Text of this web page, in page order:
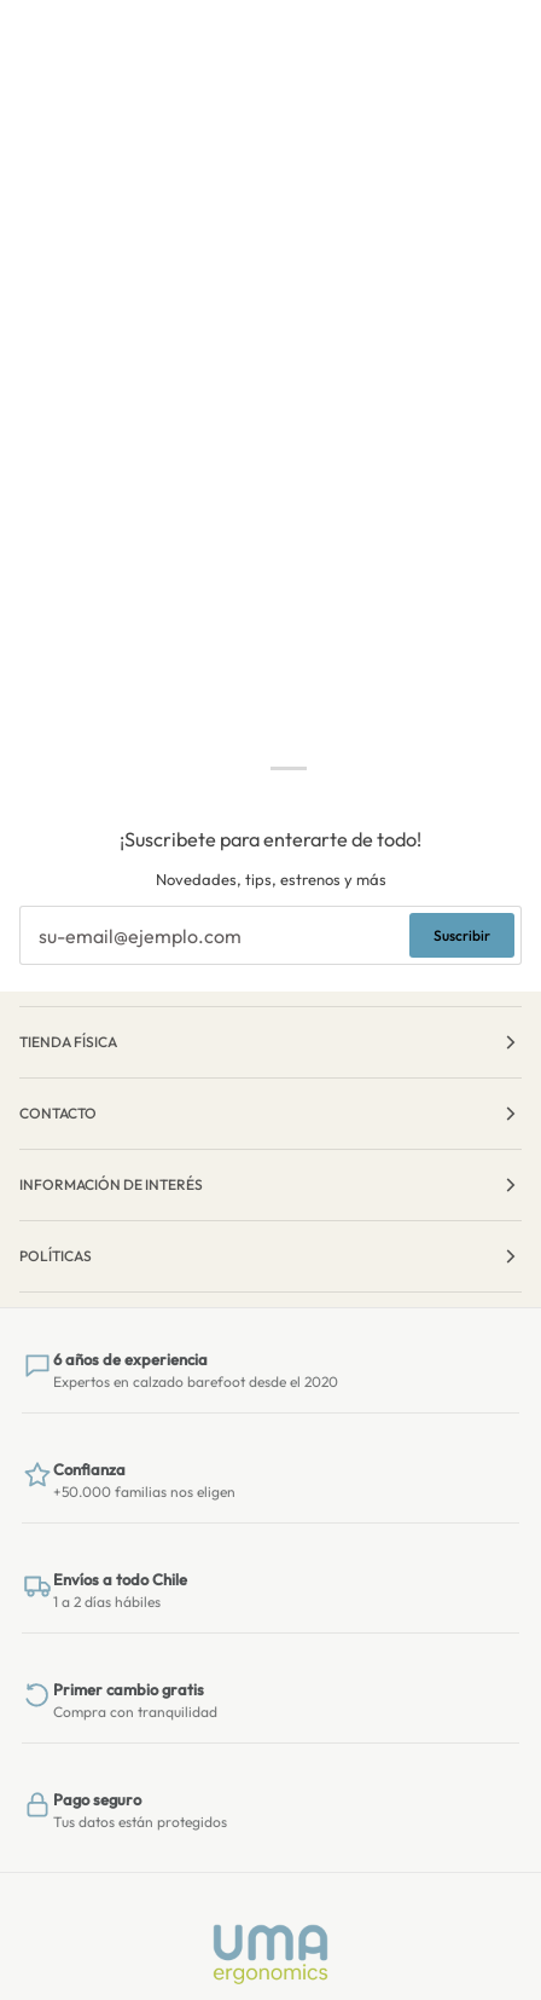
¡Suscribete para enterarte de todo!
Novedades, tips, estrenos y más
Suscribir
TIENDA FÍSICA
CONTACTO
INFORMACIÓN DE INTERÉS
POLÍTICAS
6 años de experiencia
Expertos en calzado barefoot desde el 2020
Confianza
+50.000 familias nos eligen
Envíos a todo Chile
1 a 2 días hábiles
Primer cambio gratis
Compra con tranquilidad
Pago seguro
Tus datos están protegidos